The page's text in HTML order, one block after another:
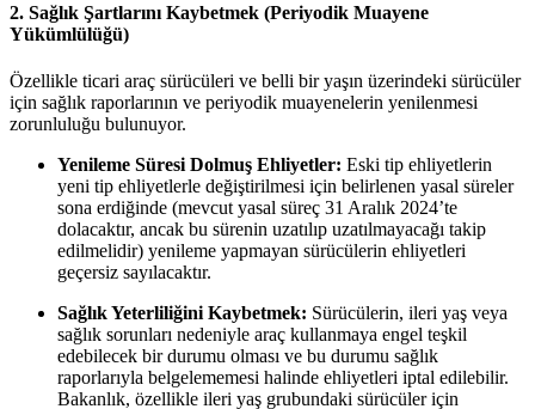
2. Sağlık Şartlarını Kaybetmek (Periyodik Muayene
Yükümlülüğü)
Özellikle ticari araç sürücüleri ve belli bir yaşın üzerindeki sürücüler
için sağlık raporlarının ve periyodik muayenelerin yenilenmesi
zorunluluğu bulunuyor.
Yenileme Süresi Dolmuş Ehliyetler: Eski tip ehliyetlerin
yeni tip ehliyetlerle değiştirilmesi için belirlenen yasal süreler
sona erdiğinde (mevcut yasal süreç 31 Aralık 2024’te
dolacaktır, ancak bu sürenin uzatılıp uzatılmayacağı takip
edilmelidir) yenileme yapmayan sürücülerin ehliyetleri
geçersiz sayılacaktır.
Sağlık Yeterliliğini Kaybetmek: Sürücülerin, ileri yaş veya
sağlık sorunları nedeniyle araç kullanmaya engel teşkil
edebilecek bir durumu olması ve bu durumu sağlık
raporlarıyla belgelememesi halinde ehliyetleri iptal edilebilir.
Bakanlık, özellikle ileri yaş grubundaki sürücüler için